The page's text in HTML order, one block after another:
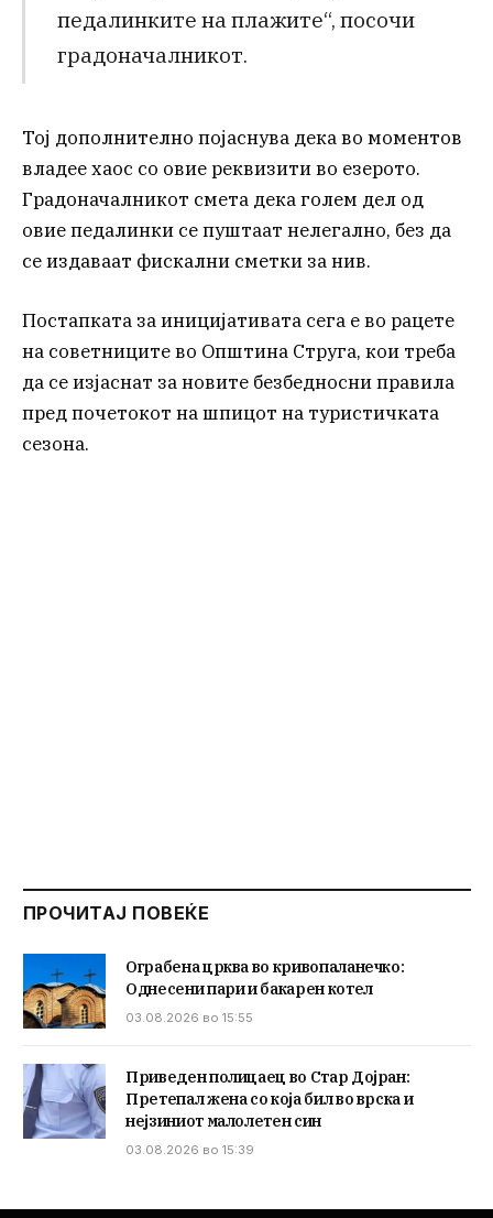
педалинките на плажите“, посочи
градоначалникот.
Тој дополнително појаснува дека во моментов
владее хаос со овие реквизити во езерото.
Градоначалникот смета дека голем дел од
овие педалинки се пуштаат нелегално, без да
се издаваат фискални сметки за нив.
Постапката за иницијативата сега е во рацете
на советниците во Општина Струга, кои треба
да се изјаснат за новите безбедносни правила
пред почетокот на шпицот на туристичката
сезона.
ПРОЧИТАЈ ПОВЕЌЕ
Ограбена црква во кривопаланечко:
Однесени пари и бакарен котел
03.08.2026 во 15:55
Приведен полицаец во Стар Дојран:
Претепал жена со која бил во врска и
нејзиниот малолетен син
03.08.2026 во 15:39